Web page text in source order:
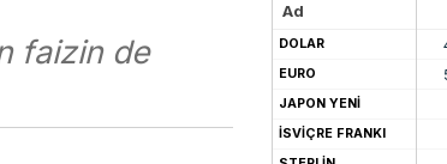
faizin de
Ad
DOLAR
EURO
JAPON YENİ
İSVİÇRE FRANKI